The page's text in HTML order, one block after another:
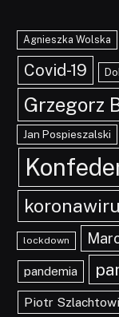
Agnieszka Wolska
Covid-19
Grzegorz
Jan Pospieszalski
lockdown
pandemia
Piotr